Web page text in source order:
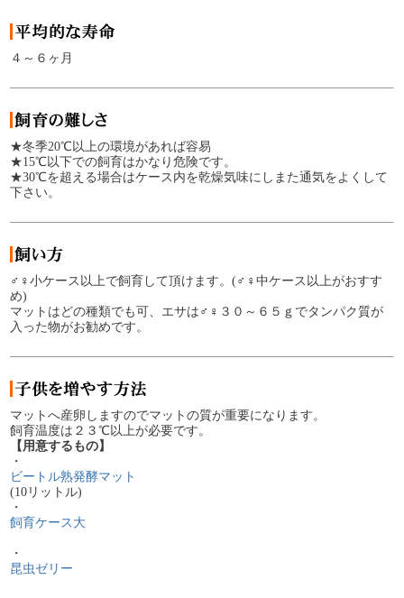
４～６ヶ月
★冬季20℃以上の環境があれば容易
★15℃以下での飼育はかなり危険です。
★30℃を超える場合はケース内を乾燥気味にしまた通気をよくして
下さい。
♂♀小ケース以上で飼育して頂けます。(♂♀中ケース以上がおすす
め)
マットはどの種類でも可、エサは♂♀３０～６５ｇでタンパク質が
入った物がお勧めです。
マットへ産卵しますのでマットの質が重要になります。
飼育温度は２３℃以上が必要です。
【用意するもの】
・
ビートル熟発酵マット
(10リットル)
・
飼育ケース大
・
昆虫ゼリー